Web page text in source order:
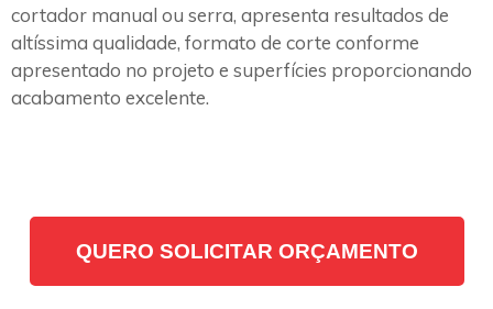
cortador manual ou serra, apresenta resultados de
altíssima qualidade, formato de corte conforme
apresentado no projeto e superfícies proporcionando
acabamento excelente.
QUERO SOLICITAR ORÇAMENTO